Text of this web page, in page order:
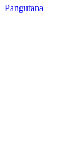
Pangutana